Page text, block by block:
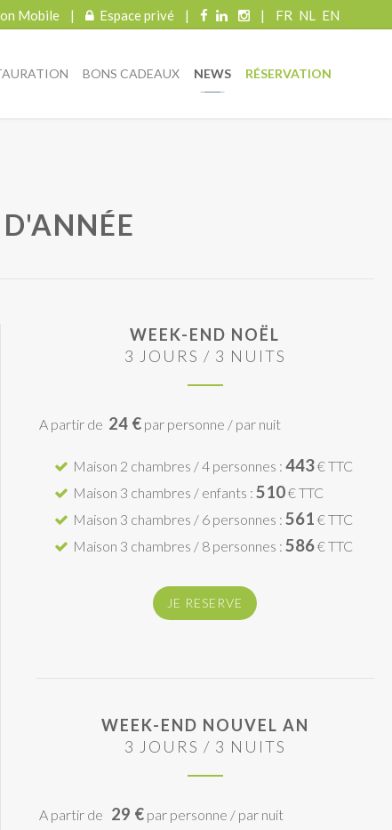
Mobile | Espace privé | | FR NL EN
BONS CADEAUX NEWS RÉSERVATION
WEEK-END NOËL
3 JOURS / 3 NUITS
A partir de 24 €par personne / par nuit
Maison 2 chambres / 4 personnes : 443€ TTC
Maison 3 chambres / enfants : 510€ TTC
Maison 3 chambres / 6 personnes : 561 € TTC
Maison 3 chambres / 8 personnes : 586€ TTC
JE RESERVE
WEEK-END NOUVEL AN
3 JOURS / 3 NUITS
A partir de 29 €par personne / par nuit